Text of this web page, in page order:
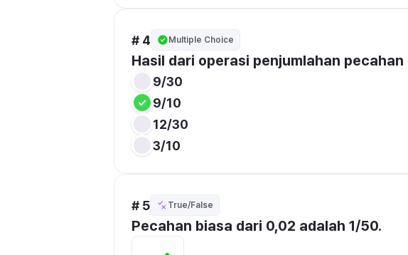
# 4 Multiple Choice
Hasil dari operasi penjumlahan pecahan
9/30
9/10
12/30
3/10
# 5 True/False
Pecahan biasa dari 0,02 adalah 1/50.